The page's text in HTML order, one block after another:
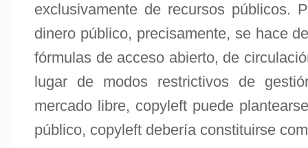
exclusivamente de recursos públicos.
dinero público, precisamente, se hace
fórmulas de acceso abierto, de
lugar de modos restrictivos de
mercado libre, copyleft puede
público, copyleft debería constituirse